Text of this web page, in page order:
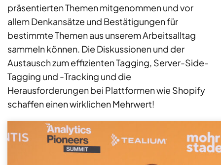
präsentierten Themen mitgenommen und vor
allem Denkansätze und Bestätigungen für
bestimmte Themen aus unserem Arbeitsalltag
sammeln können. Die Diskussionen und der
Austausch zum effizienten Tagging, Server-Side-
Tagging und -Tracking und die
Herausforderungen bei Plattformen wie Shopify
schaffen einen wirklichen Mehrwert!